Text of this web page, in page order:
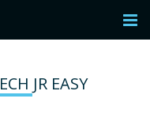
JR EASY